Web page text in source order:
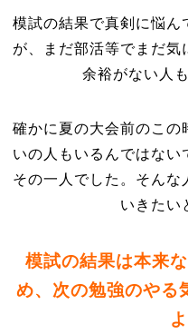
模試の結果で真剣に悩ん
が、まだ部活等でまだ気
余裕がない人
確かに夏の大会前のこの
いの人もいるんではない
その一人でした。そんな
いきたい
模試の結果は本来
め、次の勉強のやる